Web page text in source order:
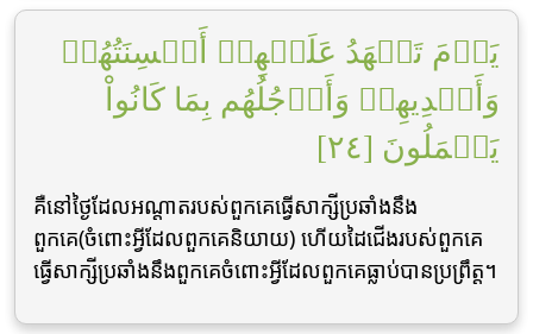
يَوۡمَ تَشۡهَدُ عَلَيۡهِمۡ أَلۡسِنَتُهُمۡ
وَأَيۡدِيهِمۡ وَأَرۡجُلُهُم بِمَا كَانُواْ
يَعۡمَلُونَ [٢٤]
គឺនៅថ្ងៃដែលអណ្តាតរបស់ពួកគេធ្វើសាក្សីប្រឆាំងនឹង
ពួកគេ(ចំពោះអ្វីដែលពួកគេនិយាយ) ហើយដៃជើងរបស់ពួកគេ
ធ្វើសាក្សីប្រឆាំងនឹងពួកគេចំពោះអ្វីដែលពួកគេធ្លាប់បានប្រព្រឹត្ត។